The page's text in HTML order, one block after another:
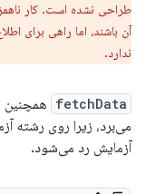
طراحی نشده است. کار
آن باشند، اما راهی برای
ندارد.
fetchData همچنین
می‌برد، زیرا روی رشته
آزمایش رد می‌شود.